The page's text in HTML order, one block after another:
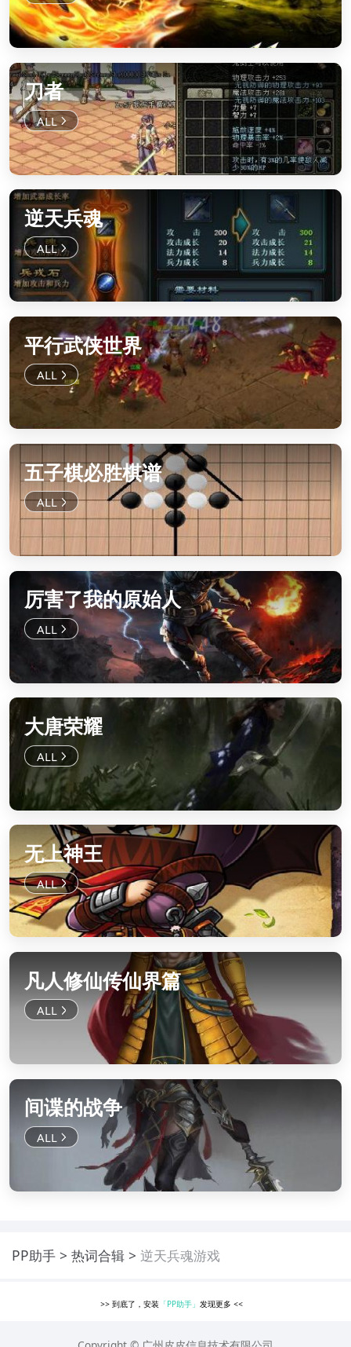
刀者
逆天兵魂
平行武侠世界
五子棋必胜棋谱
厉害了我的原始人
大唐荣耀
无上神王
凡人修仙传仙界篇
间谍的战争
PP助手 热词合辑 逆天兵魂游戏
>> 到底了，安装 「PP助手」 发现更多<<